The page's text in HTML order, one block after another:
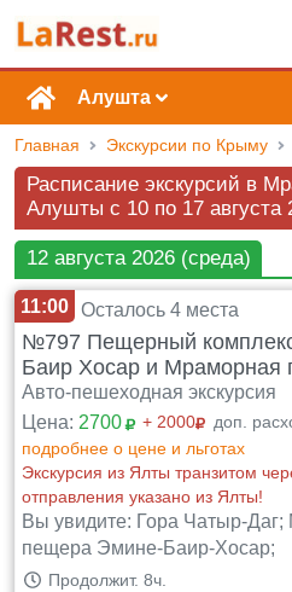
Алушта
Главная Экскурсии по Крыму
Расписание экскурсий в
Алушты c 10 по 17 августа
12 августа 2026 (среда)
11:00 Осталось 4 места
№797 Пещерный
Баир Хосар и Мраморная
Авто-пешеходная экскурсия
Цена: 2700 + 2000
доп.
подробнее о цене и льготах
Экскурсия из Ялты транзитом
отправления указано из Ялты!
Вы увидите: Гора Чатыр-
пещера Эмине-Баир-Хосар;
Продолжит. 8ч.